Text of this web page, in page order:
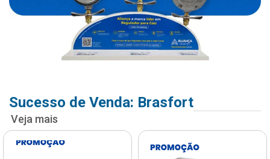
Sucesso de Venda: Brasfort
Veja mais